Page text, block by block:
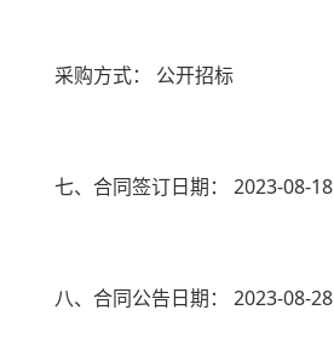
采购方式： 公开招标
七、合同签订日期： 2023-08-18
八、合同公告日期： 2023-08-28